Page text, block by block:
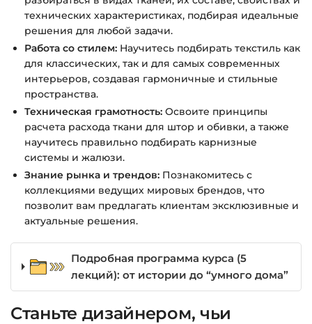
технических характеристиках, подбирая идеальные
решения для любой задачи.
Работа со стилем: Научитесь подбирать текстиль как
для классических, так и для самых современных
интерьеров, создавая гармоничные и стильные
пространства.
Техническая грамотность: Освоите принципы
расчета расхода ткани для штор и обивки, а также
научитесь правильно подбирать карнизные
системы и жалюзи.
Знание рынка и трендов: Познакомитесь с
коллекциями ведущих мировых брендов, что
позволит вам предлагать клиентам эксклюзивные и
актуальные решения.
Подробная программа курса (5
лекций): от истории до “умного дома”
Станьте дизайнером, чьи